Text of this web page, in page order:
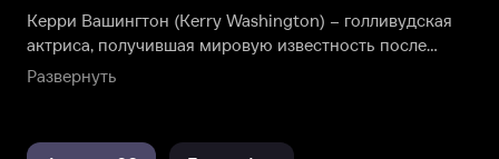
Керри Вашингтон (Kerry Washington) – голливудская
актриса, получившая мировую известность после
исполнения роли возлюбленной беглого раба в фильме
Шотландии», сериалу «Скандал» и другим.
Развернуть